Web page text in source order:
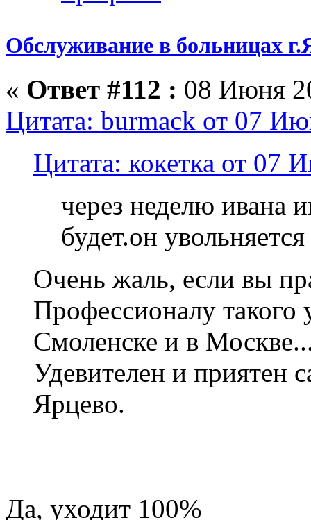
Обслуживание в больницах
« Ответ #112 : 08 Июня
Цитата: burmack от 07
Цитата: кокетка от 07
через неделю ивана
будет.он увольняется
Очень жаль, если вы
Профессионалу такого
Смоленске и в
Удевителен и приятен
Ярцево.
Да, уходит 100%